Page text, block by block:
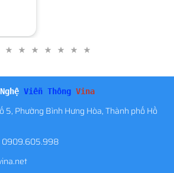
Phường Bình Hưng Hòa, Thành phố Hồ